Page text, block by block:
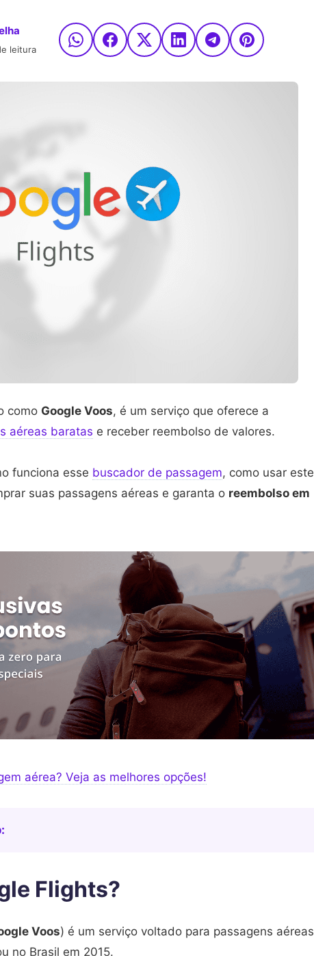
leitura
como Google Voos, é um serviço que oferece a
aéreas baratas e receber reembolso de valores.
funciona esse buscador de passagem, como usar este
suas passagens aéreas e garanta o reembolso em
aérea? Veja as melhores opções!
Flights?
Voos) é um serviço voltado para passagens aéreas
no Brasil em 2015.